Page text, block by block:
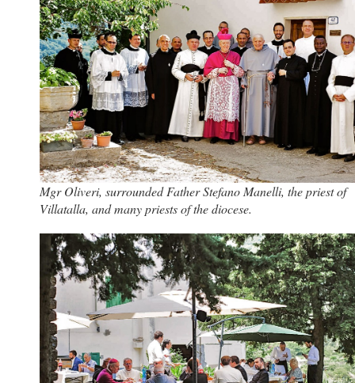
Mgr Oliveri, surrounded Father Stefano Manelli, the priest of
Villatalla, and many priests of the diocese.